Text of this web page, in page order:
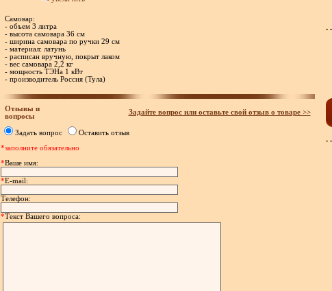
Самовар:
- объем 3 литра
- высота самовара 36 см
- ширина самовара по ручки 29 см
- материал: латунь
- расписан вручную, покрыт лаком
- вес самовара 2,2 кг
- мощность ТЭНа 1 кВт
- производитель Россия (Тула)
Отзывы и
вопросы
Задайте вопрос или оставьте свой отзыв о товаре >>
Задать вопрос
Оставить отзыв
*заполните обязательно
*Ваше имя:
*E-mail:
Телефон:
*Текст Вашего вопроса: